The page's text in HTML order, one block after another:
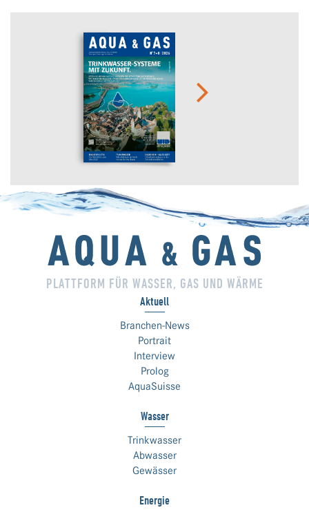
PLATTFORM FÜR WASSER, GAS UND WÄRME
Aktuell
Branchen-News
Portrait
Interview
Prolog
AquaSuisse
Wasser
Trinkwasser
Abwasser
Gewässer
Energie